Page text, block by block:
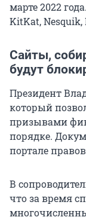
марте 2022
KitKat, Nesquik,
Сайты,
будут
Президент
который
призывами
порядке.
портале
В
что за время